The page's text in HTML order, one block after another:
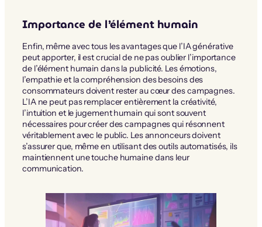
Importance de l’élément humain
Enfin, même avec tous les avantages que l’IA générative
peut apporter, il est crucial de ne pas oublier l’importance
de l’élément humain dans la publicité. Les émotions,
l’empathie et la compréhension des besoins des
consommateurs doivent rester au cœur des campagnes.
L’IA ne peut pas remplacer entièrement la créativité,
l’intuition et le jugement humain qui sont souvent
nécessaires pour créer des campagnes qui résonnent
véritablement avec le public. Les annonceurs doivent
s’assurer que, même en utilisant des outils automatisés, ils
maintiennent une touche humaine dans leur
communication.